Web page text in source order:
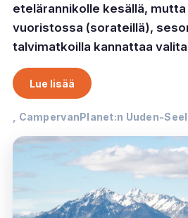
etelärannikolle kesällä,
vuoristossa (sorateillä),
talvimatkoilla kannattaa
Lue lisää
, CampervanPlanet:n Uuden-